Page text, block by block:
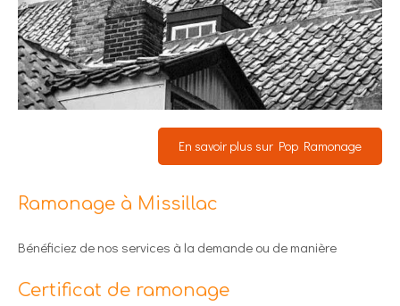
En savoir plus sur Pop Ramonage
Ramonage à Missillac
Bénéficiez de nos services à la demande ou de manière
Certificat de ramonage